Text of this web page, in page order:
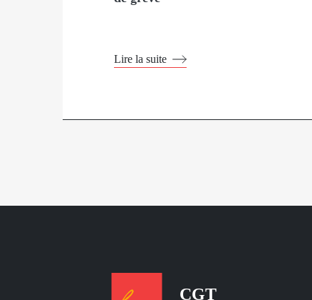
Lire la suite
CGT